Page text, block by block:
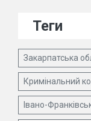
Теги
Закарпатська
Кримінальний
Івано-